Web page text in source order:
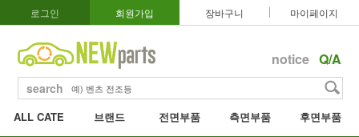
로그인 회원가입 장바구니 마이페이지
notice Q/A
search
ALL CATE 브랜드 전면부품 측면부품 후면부품